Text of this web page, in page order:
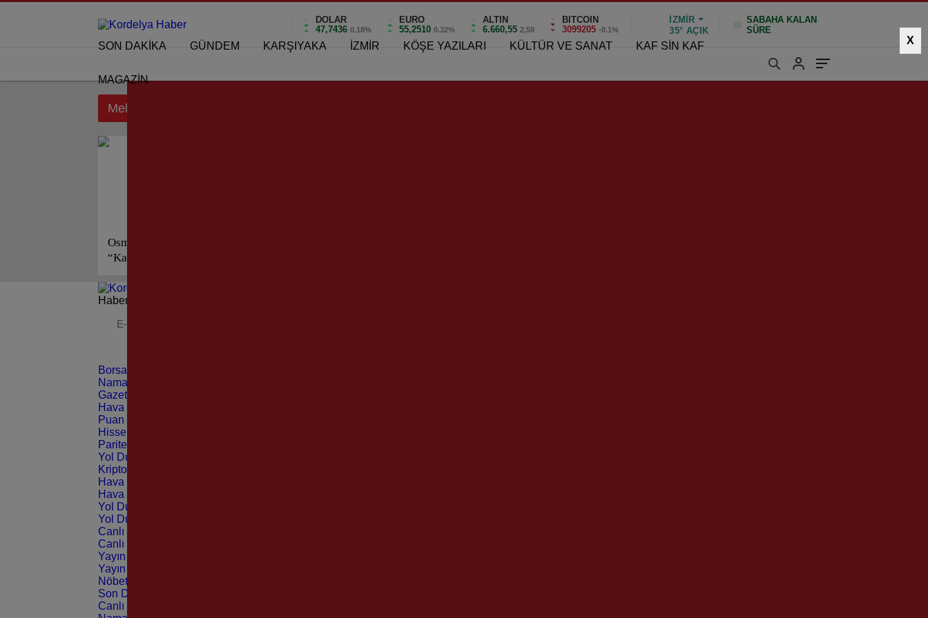
DOLAR
47,7436 0.18%
EURO
55,2510 0.32%
ALTIN
6.660,55 2,59
BITCOIN
3099205 -0.1%
İZMIR
35° AÇIK
SABAHA KALAN
SÜRE
SON DAKİKA GÜNDEM KARŞIYAKA İZMİR KÖŞE YAZILARI KÜLTÜR VE SANAT KAF SİN KAF
MAGAZİN
X
Mehmet Erdeniz etiketi için sonuçlar
Osman Savran;
“Karşıyaka’nın Yaşayan
Haberleri güncel olarak e-postanızdan takip edebilirsiniz !
Borsa
Namaz Vakitleri
Gazeteler
Hava Durumu
Puan Durumu
Hisseler
Pariteler
Yol Durumu
Kripto Paralar
Hava Durumu Light
Hava Durumu Dark
Yol Durumu Light
Yol Durumu Dark
Canlı Tv Light
Canlı Tv Dark
Yayın Akışları Light
Yayın Akışları Dark
Nöbetçi Eczaneler
Son Dakika
Canlı Borsa